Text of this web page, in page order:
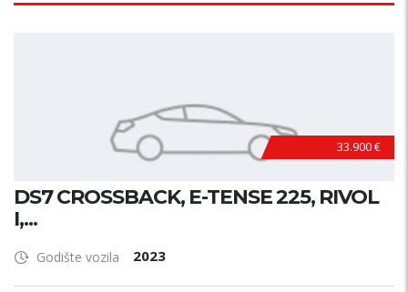
33.900 €
DS7 CROSSBACK, E-TENSE 225, RIVOL
I,...
Godište vozila 2023